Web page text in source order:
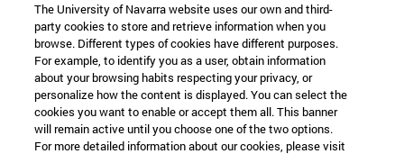
The University of Navarra website uses our own and third-
party cookies to store and retrieve information when you
browse. Different types of cookies have different purposes.
For example, to identify you as a user, obtain information
about your browsing habits respecting your privacy, or
personalize how the content is displayed. You can select the
cookies you want to enable or accept them all. This banner
will remain active until you choose one of the two options.
For more detailed information about our cookies, please visit